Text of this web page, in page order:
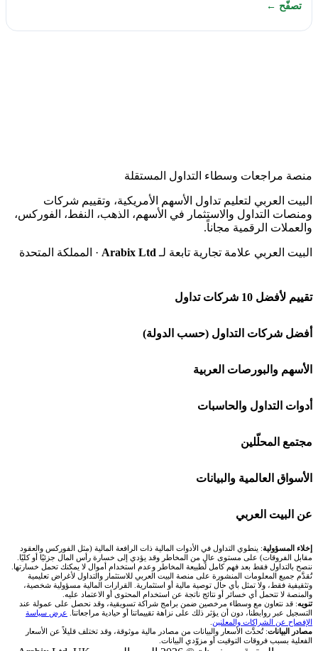
تصفّح ←
منصة مراجعات وسطاء التداول المستقلة
البيت العربي لتعليم تداول الأسهم الأمريكية، وتقييم شركات
ومنصات التداول والاستثمار في الأسهم، الذهب، النفط، الفوركس،
والعملات الرقمية مجاناً.
البيت العربي علامة تجارية تابعة لـ Arabix Ltd · المملكة المتحدة
تقييم لأفضل 10 شركات تداول
شركة Capital.com
افاتريد AvaTrade
اكسنس Exness
منصة بينانس
اكس تي بي XTB
انتراكتيف بروكرز IBKR
أفضل شركات التداول (حسب الدولة)
شركات تداول في السعودية
شركات تداول في الإمارات
شركات تداول في الكويت
شركات تداول في قطر
شركات تداول في الأردن
شركات تداول في العراق
شركات تداول في فلسطين
الأسهم والبورصات العربية
🌍 كل البورصات العربية
🇸🇦 السوق السعودية
🇦🇪 أسواق الإمارات
🇪🇬 البورصة المصرية
🇶🇦 بورصة قطر
🇯🇴 بورصة عمّان
🇧🇭 بورصة البحرين
أدوات التداول والحاسبات
🕌 حاسبة الزكاة
💱 محول العملات
🧮 حاسبة حجم اللوت
📊 حاسبة قيمة النقطة
💰 حاسبة ربح الفوركس
📌 حاسبة النقاط المحورية
📏 حاسبة حجم المركز
مجتمع المحلّلين
🧱 حائط المجتمع
🏆 لوحة المحلّلين
✍️ اكتب تحليلك
الأسواق العالمية والبيانات
🌐 المؤشرات العالمية
🥇 سعر الذهب اليوم
🥇 أسعار الذهب والمعادن
💱 أسعار العملات والفوركس
عن البيت العربي
من نحن
تواصل معنا
فريق المؤلفين
إخلاء المسؤولية: ينطوي التداول في الأدوات المالية ذات الرافعة المالية (مثل الفوركس والعقود
مقابل الفروقات) على مستوى عالٍ من المخاطر وقد يؤدي إلى خسارة رأس المال جزئيًا أو كليًا.
ننصح بالتداول فقط بعد فهم كامل لطبيعة المخاطر وعدم استخدام أموال لا يمكنك تحمل خسارتها.
تُقدَّم جميع المعلومات المنشورة على منصة البيت العربي للاستثمار والتداول لأغراض تعليمية
وتثقيفية فقط، ولا تمثل بأي حال توصية مالية أو استثمارية. القرارات المالية مسؤولية شخصية،
والمنصة لا تتحمل أي خسائر أو نتائج ناتجة عن استخدام المحتوى أو الاعتماد عليه.
تنويه: قد نتعاون مع وسطاء مرخصين ضمن برامج شراكة تسويقية، وقد نحصل على عمولة عند
التسجيل عبر روابطنا، دون أن يؤثر ذلك على نزاهة تقييماتنا أو حيادية مراجعاتنا. عرض سياسة
الإفصاح عن الشراكات والمعلنين
مصادر البيانات: تُحدَّث الأسعار والبيانات من مصادر مالية موثوقة، وقد تختلف قليلاً عن الأسعار
الفعلية بسبب فروقات التوقيت أو مزوّدي البيانات.